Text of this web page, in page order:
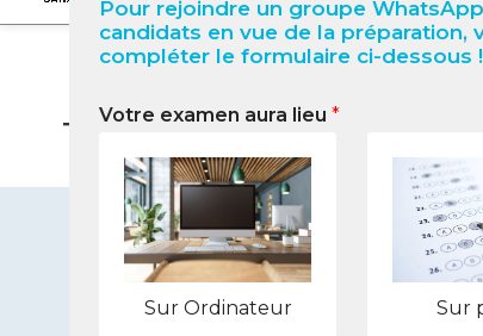
Pour rejoindre un groupe
candidats en vue de la préparation,
compléter le formulaire ci-dessous !
Votre examen aura lieu *
Sur Ordinateur Sur
TCF Canada à